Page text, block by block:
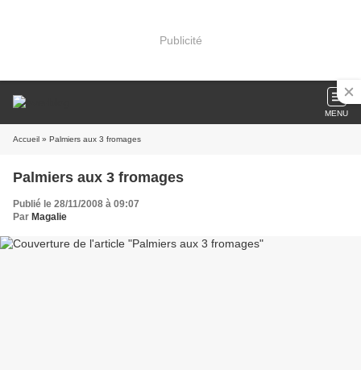
Publicité
MENU
Accueil » Palmiers aux 3 fromages
Palmiers aux 3 fromages
Publié le 28/11/2008 à 09:07
Par Magalie